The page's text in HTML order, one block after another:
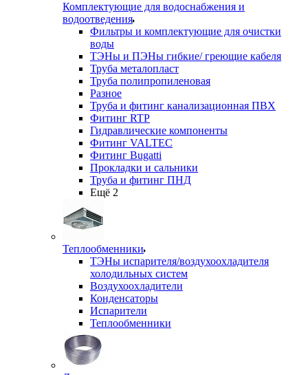
Комплектующие для водоснабжения и
водоотведения
Фильтры и комплектующие для очистки
воды
ТЭНы и ПЭНы гибкие/ греющие кабеля
Труба металопласт
Труба полипропиленовая
Разное
Труба и фитинг канализационная ПВХ
Фитинг RTP
Гидравлические компоненты
Фитинг VALTEC
Фитинг Bugatti
Прокладки и сальники
Труба и фитинг ПНД
Ещё 2
Теплообменники
ТЭНы испарителя/воздухоохладителя
холодильных систем
Воздухоохладители
Конденсаторы
Испарители
Теплообменники